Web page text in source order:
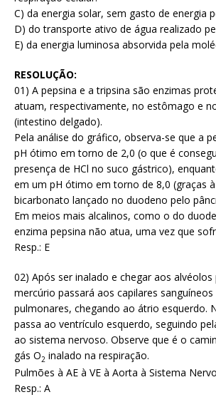
C) da energia solar, sem gasto de energia
D) do transporte ativo de água realizado
E) da energia luminosa absorvida pela
RESOLUÇÃO:
01) A pepsina e a tripsina são enzimas
atuam, respectivamente, no estômago e
(intestino delgado).
Pela análise do gráfico, observa-se que a
pH ótimo em torno de 2,0 (o que é
presença de HCl no suco gástrico),
em um pH ótimo em torno de 8,0 (graças
bicarbonato lançado no duodeno pelo
Em meios mais alcalinos, como o do
enzima pepsina não atua, uma vez que
Resp.: E
02) Após ser inalado e chegar aos
mercúrio passará aos capilares sanguíneos
pulmonares, chegando ao átrio esquerdo.
passa ao ventrículo esquerdo, seguindo
ao sistema nervoso. Observe que é o
gás O2 inalado na respiração.
Pulmões à AE à VE à Aorta à Sistema
Resp.: A